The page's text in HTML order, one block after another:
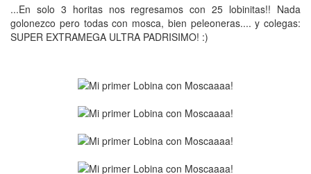
...En solo 3 horitas nos regresamos con 25 lobinitas!! Nada
golonezco pero todas con mosca, bien peleoneras.... y colegas:
SUPER EXTRAMEGA ULTRA PADRISIMO! :)